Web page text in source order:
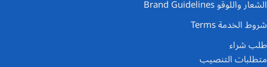
الشعار واللوقو Brand Guidelines
شروط الخدمة Terms
طلب شراء
متطلبات التنصيب